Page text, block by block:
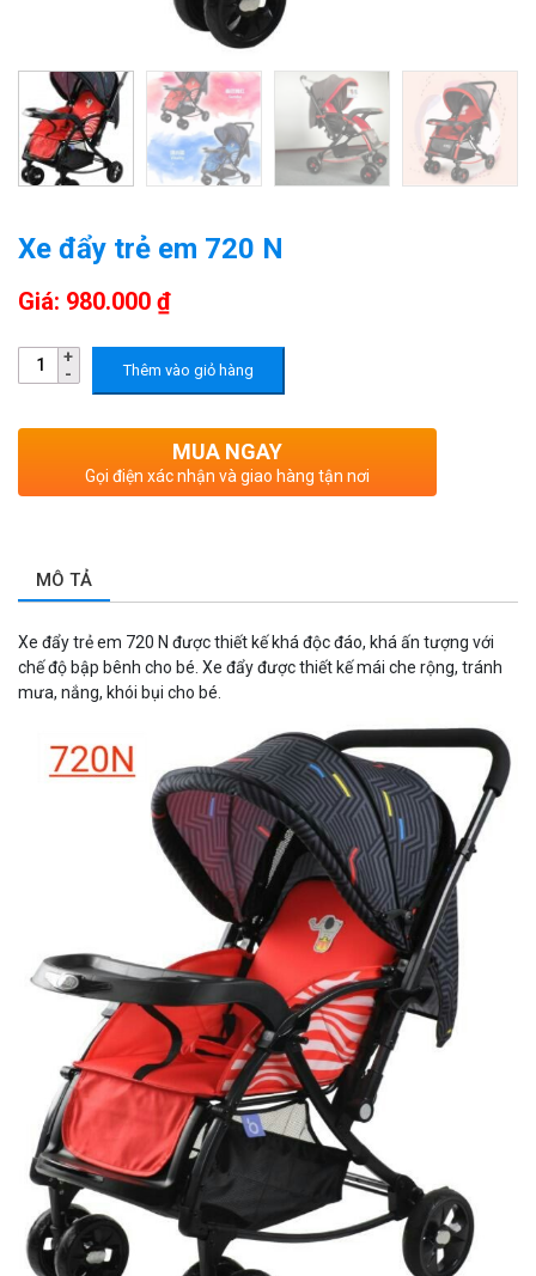
Xe đẩy trẻ em 720 N
Giá: 980.000 ₫
Thêm vào giỏ hàng
MUA NGAY
Gọi điện xác nhận và giao hàng tận nơi
MÔ TẢ
Xe đẩy trẻ em 720 N được thiết kế khá độc đáo, khá ấn tượng với
chế độ bập bênh cho bé. Xe đẩy được thiết kế mái che rộng, tránh
mưa, nắng, khói bụi cho bé.